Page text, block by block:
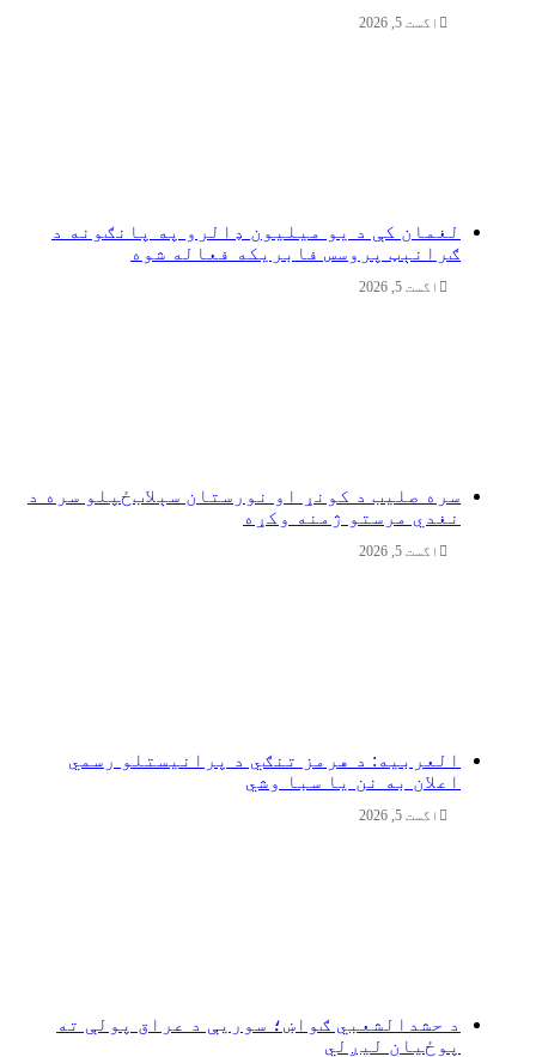
اگست 5, 2026
لغمان کې د یو میلیون ډالرو په پانګونه د
ګرانېټ پروسس فابریکه فعاله شوه
اگست 5, 2026
سره صلیب د کونړ او نورستان سېلاب‌ځپلو سره د
نغدي مرستو ژمنه وکړه
اگست 5, 2026
العربیه: د هرمز تنګي د پرانیستلو رسمي
اعلان به نن یا سبا وشي
اگست 5, 2026
د حشدالشعبي ګواښ؛ سوریې د عراق پولې ته
پوځیان لیږلي